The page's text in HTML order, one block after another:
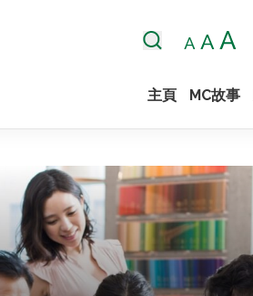
主頁 MC故事